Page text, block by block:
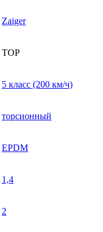
Zaiger
TOP
5 класс (200 км/ч)
торсионный
EPDM
1,4
2